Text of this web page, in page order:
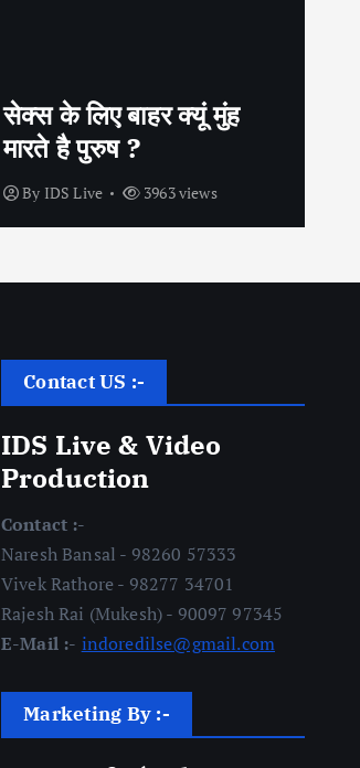
कैसे बचें अनचाही प्रेग्नेंसी से
?
ByIDS Live 4199 views
Contact US :-
IDS Live & Video
Production
Contact :-
Naresh Bansal - 98260 57333
Vivek Rathore - 98277 34701
Rajesh Rai (Mukesh) - 90097 97345
E-Mail :- indoredilse@gmail.com
Marketing By :-